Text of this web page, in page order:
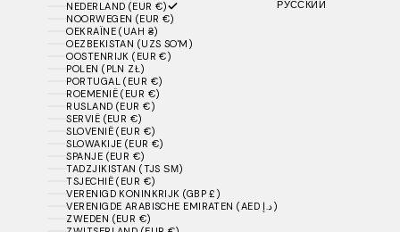
NEDERLAND (EUR €)
NOORWEGEN (EUR €)
OEKRAÏNE (UAH ₴)
OEZBEKISTAN (UZS SO'M)
OOSTENRIJK (EUR €)
POLEN (PLN ZŁ)
PORTUGAL (EUR €)
ROEMENIË (EUR €)
RUSLAND (EUR €)
SERVIË (EUR €)
SLOVENIË (EUR €)
SLOWAKIJE (EUR €)
SPANJE (EUR €)
TADZJIKISTAN (TJS ЅМ)
TSJECHIË (EUR €)
VERENIGD KONINKRIJK (GBP £)
VERENIGDE ARABISCHE EMIRATEN (AED د.إ)
ZWEDEN (EUR €)
РУССКИЙ